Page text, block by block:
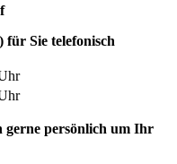
für Sie telefonisch
gerne persönlich um Ihr